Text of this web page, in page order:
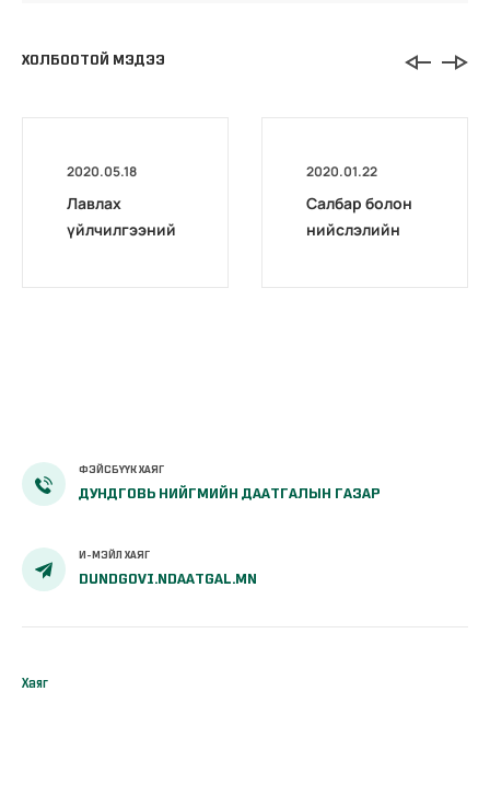
ХОЛБООТОЙ МЭДЭЭ
2020.05.18
Лавлах
үйлчилгээний
2020.01.22
Салбар болон
нийслэлийн
ФЭЙСБҮҮК ХАЯГ
ДУНДГОВЬ НИЙГМИЙН ДААТГАЛЫН ГАЗАР
И-МЭЙЛ ХАЯГ
DUNDGOVI.NDAATGAL.MN
Хаяг